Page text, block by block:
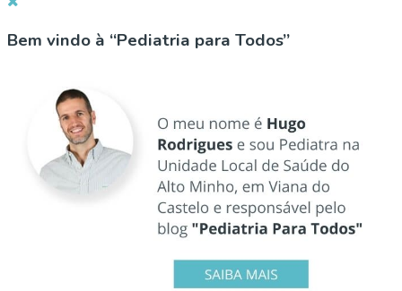
Bem vindo à “Pediatria para Todos”